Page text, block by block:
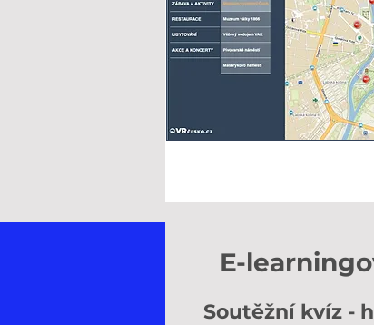
E-
Soutěžní kvíz -